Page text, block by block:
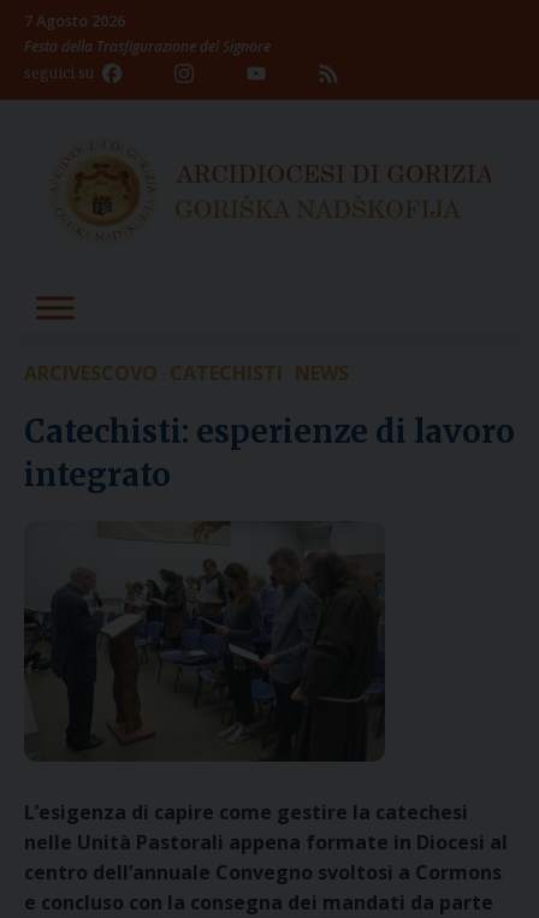
Skip
content
7 Agosto 2026
Festa della Trasfigurazione del Signore
seguici su Facebook InstagramYouTube
Channel
ARCIVESCOVO CATECHISTI NEWS
Catechisti: esperienze di lavoro
integrato
L’esigenza di capire come gestire la catechesi
nelle Unità Pastorali appena formate in Diocesi al
centro dell’annuale Convegno svoltosi a Cormons
e concluso con la consegna dei mandati da parte